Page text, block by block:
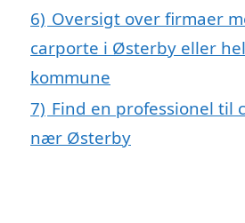
6) Oversigt over firmaer
carporte i Østerby eller
kommune
7) Find en professionel til
nær Østerby